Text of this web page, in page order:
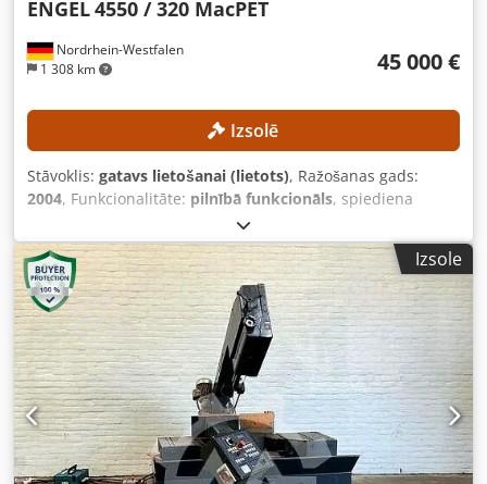
Nordrhein-Westfalen
1 308 km
ENGEL4550 / 320 MacPET
45 000 €
Izsolē
Stāvoklis: gatavs lietošanai (lietots), Ražošanas gads:
2004, Funkcionalitāte: pilnībā funkcionāls, spiediena
, iesmidzināšanas svars:
konveijera diametrs:130 mm, ražošanas jauda:17 000
vienība/h, TEHNISKIE RAKSTURLĀKUMI Noslēgšanas spēks:
320 t Injekcijas svars: 6935 g Skrūves diametrs: 130 mm
Jauda: 17 000 priekšformas/h IERĪCES RAKSTURLĀKUMI
Izmēri: 72 vietas, 4 līmeņi Djdpfxszmxdlo Abpock
APRĪKOJUMS Izņemšanas komplekts Konveijera lente LT/h
1825 TPS robots TRT-M4-72-E Var izvēlēties kādu no šīm
divām veidnēm: 1. variants: MHT veidne ar 72 vietām,
paredzēta 30,8 g PCO 1810 vai 1881 (īsa, 28 mm kakliņa
gredzens, 1,5 litru pudeles) 2. variants: 72 serdeņu
komplekti, paredzēti 27,8 g PCO 1810 vai 1881 (īsa, 28 mm
Izsole